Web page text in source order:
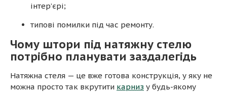
інтер’єрі;
типові помилки під час ремонту.
Чому штори під натяжну стелю
потрібно планувати заздалегідь
Натяжна стеля — це вже готова конструкція, у яку не
можна просто так вкрутити карниз у будь-якому